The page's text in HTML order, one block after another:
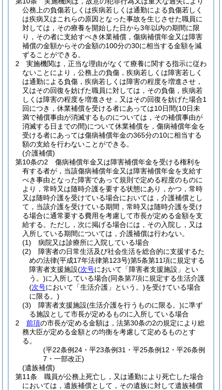
公務上の負傷若しくは疾病若しくは通勤による負傷若しく
は疾病又はこれらの原因となった事故を生じさせた職員に
対しては，その療養を開始した日から3年以内の期間に限
り，その者に支給すべき休業補償，傷病補償年金又は障害
補償の金額からその金額の100分の30に相当する金額を減
ずることができる。
2
実施機関は，正当な理由がなくて療養に関する指示に従わ
ないことにより，公務上の負傷，疾病若しくは障害若しく
は通勤による負傷，疾病若しくは障害の程度を増進させ，
又はその回復を妨げた職員に対しては，その負傷，疾病若
しくは障害の程度を増進させ，又はその回復を妨げた場合1
回につき，休業補償を受ける者にあっては10日間(10日未
満で補償事由が消滅するものについては，その補償事由が
消滅する日までの間)について休業補償を，傷病補償年金を
受ける者にあっては傷病補償年金の365分の10に相当する
額の支給を行わないことができる。
(介護補償)
第10条の2
傷病補償年金又は障害補償年金を受ける権利を
有する者が，当該傷病補償年金又は障害補償年金を支給す
べき事由となった障害であって規則で定める程度のものに
より，常時又は随時介護を要する状態にあり，かつ，常時
又は随時介護を受けている場合においては，介護補償とし
て，当該介護を受けている期間，常時又は随時介護を受け
る場合に通常要する費用を考慮して市長が定める金額を支
給する。 ただし，次に掲げる場合には，その入院し，又は
入所している期間については，介護補償は行わない。
(1)
病院又は診療所に入院している場合
(2)
障害者の日常生活及び社会生活を総合的に支援するた
めの法律(平成17年法律第123号)第5条第11項に規定する
障害者支援施設(次号において「障害者支援施設」とい
う。)に入所している場合(同条第7項に規定する生活介護
(次号において「生活介護」という。)を受けている場合
に限る。)
(3)
障害者支援施設(生活介護を行うものに限る。)に準ず
る施設として市長が定めるものに入所している場合
2
前項の市長が定める金額は，法第30条の2の規定により総
務大臣が定める金額との均衡を考慮して定めるものとす
る。
(平22条例24・平23条例31・平25条例12・平26条例
7・一部改正)
(遺族補償)
第11条
職員が公務上死亡し，又は通勤により死亡した場合
においては，遺族補償として，その遺族に対して遺族補償